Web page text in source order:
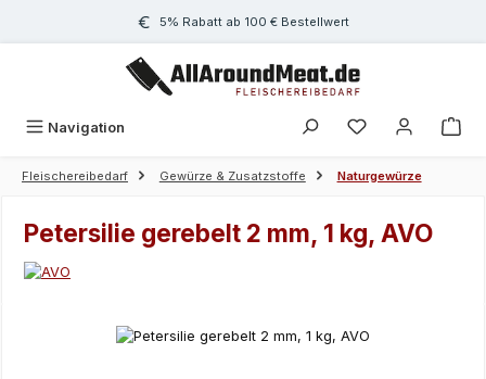
Zum Hauptinhalt springen5% Rabatt ab 100 € Bestellwert
Navigation
Fleischereibedarf Gewürze & Zusatzstoffe Naturgewürze
Petersilie gerebelt 2 mm, 1 kg, AVO
Bildergalerie überspringen